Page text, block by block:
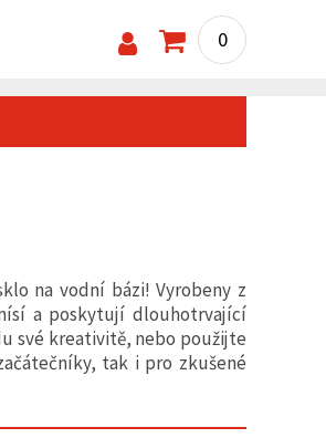
0
na vodní bázi! Vyrobeny z
a poskytují dlouhotrvající
své kreativitě, nebo použijte
tak i pro zkušené